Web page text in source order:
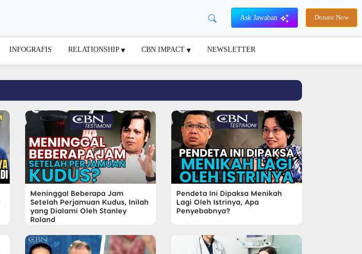
Ask Jawaban Donate Now
INFOGRAFIS RELATIONSHIP CBN IMPACT NEWSLETTER
Meninggal Beberapa Jam
Setelah Perjamuan Kudus, Inilah
yang Dialami Oleh Stanley
Roland
Pendeta Ini Dipaksa Menikah
Lagi Oleh Istrinya, Apa
Penyebabnya?